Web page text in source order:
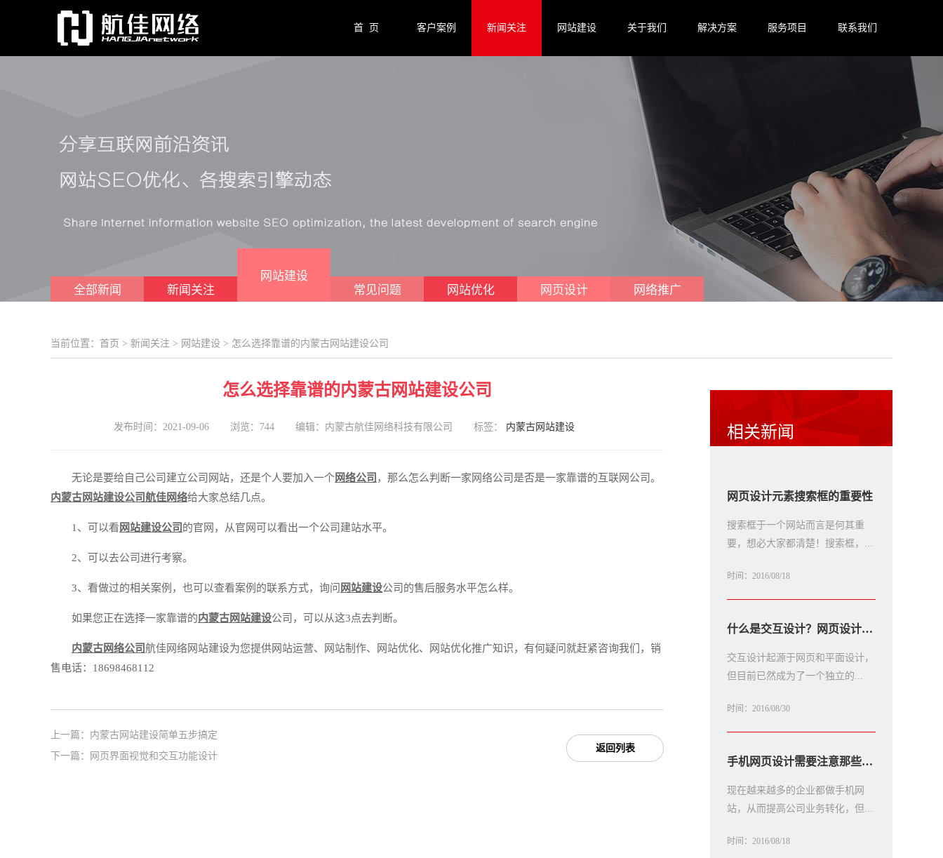
首 页 客户案例 新闻关注 网站建设 关于我们 解决方案 服务项目 联系我们
全部新闻 新闻关注
网站建设
常见问题
网站优化 网页设计 网络推广
当前位置： 首页 > 新闻关注 > 网站建设 > 怎么选择靠谱的内蒙古网站建设公司
怎么选择靠谱的内蒙古网站建设公司
发布时间：2021-09-06 浏览：744 编辑：内蒙古航佳网络科技有限公司 标签： 内蒙古网站建设
无论是要给自己公司建立公司网站，还是个人要加入一个网络公司 ，那么怎么判断一家网络公司是否是一家靠谱的互联网公司。
内蒙古网站建设公司 航佳网络给大家总结几点。
1、可以看 网站建设公司 的官网，从官网可以看出一个公司建站水平。
2、可以去公司进行考察。
3、看做过的相关案例，也可以查看案例的联系方式，询问 网站建设公司的售后服务水平怎么样。
如果您正在选择一家靠谱的内蒙古网站建设公司，可以从这3点去判断。
内蒙古网络公司 航佳网络网站建设为您提供网站运营、网站制作、网站优化、网站优化推广知识，有何疑问就赶紧咨询我们，销
售电话：18698468112
上一篇： 内蒙古网站建设简单五步搞定
下一篇：
网页界面视觉和交互功能设计
返回列表
相关新闻
网页设计元素搜索框的重要性
搜索框于一个网站而言是何其重
要，想必大家都清楚！搜索框，...
时间：2016/08/18
什么是交互设计？网页设计需要交互设计
交互设计起源于网页和平面设计，
但目前已然成为了一个独立的...
时间：2016/08/30
手机网页设计需要注意那些问题
现在越来越多的企业都做手机网
站，从而提高公司业务转化，但...
时间：2016/08/18